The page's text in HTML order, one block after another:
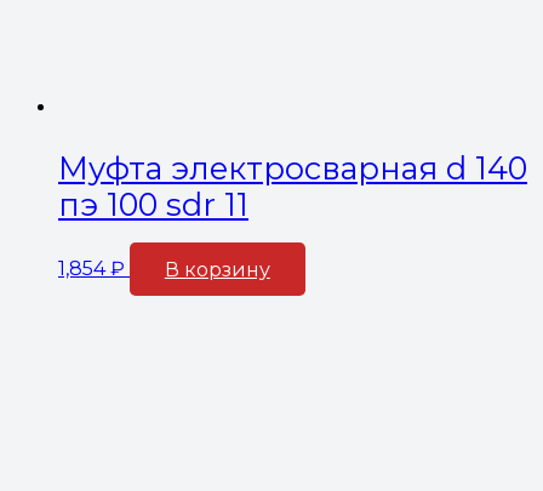
Муфта электросварная d 140
пэ 100 sdr 11
1,854₽ В корзину